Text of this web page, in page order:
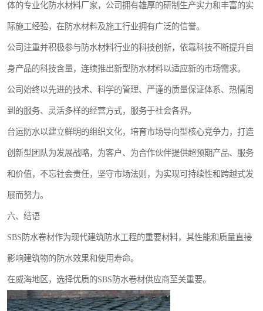
体的专业化防水材料厂家，公司拥有雄厚的研制生产实力和丰富的实
际施工经验，在防水材料及施工行业拥有广泛的信誉。
公司注重并积极参与防水材料行业的科技创新，依靠科技不断提升自
身产品的科技含量，连续推出新型防水材料以适应新的市场需求。
公司始终以先进的技术、科学的管理、严谨的质量保证体系、热情周
到的服务、灵活多样的经营方式，服务于社会各界。
台运防水以建立鲜明的组织文化，培育市场导向型核心竞争力，打造
创新型团队为发展战略，为客户、为合作伙伴提供超预期产品、服务
和价值，不忘社会责任，坚守市场法则，为实现可持续性和跨越式发
展而努力。
六、结语
SBS防水卷材作为现代建筑防水工程的重要材料，其性能和质量直接
影响建筑物的防水效果和使用寿命。
在威海地区，选择优质的SBS防水卷材供应商至关重要。